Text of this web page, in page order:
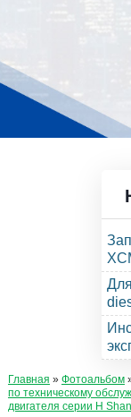
Главная » Фотоальбом
по техническому
двигателя серии Н